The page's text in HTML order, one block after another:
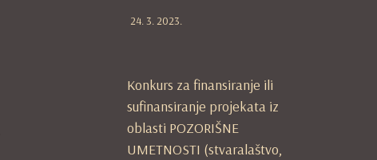
24. 3. 2023.
Konkurs za finansiranje ili
sufinansiranje projekata iz
oblasti POZORIŠNE
UMETNOSTI (stvaralaštvo,